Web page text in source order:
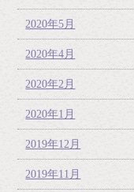
2020年5月
2020年4月
2020年2月
2020年1月
2019年12月
2019年11月